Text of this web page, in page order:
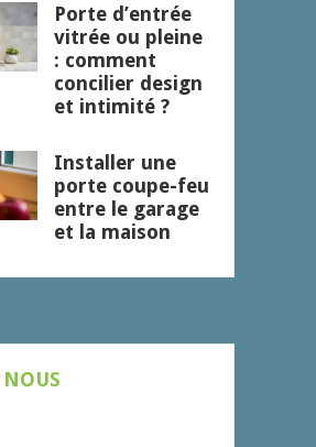
Porte d’entrée
vitrée ou pleine
: comment
concilier design
et intimité ?
Installer une
porte coupe-feu
entre le garage
et la maison